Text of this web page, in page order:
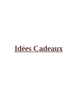
Idées Cadeaux